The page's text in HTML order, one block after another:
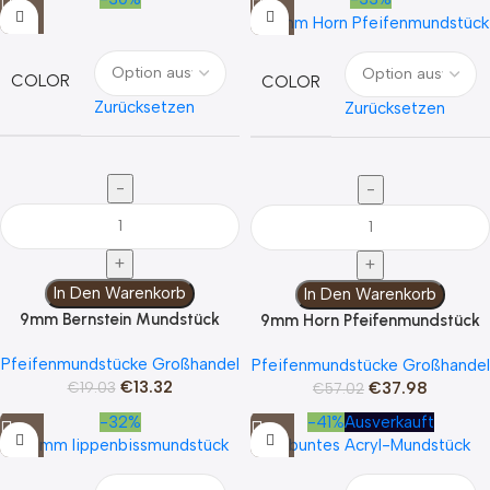
be0083 1
1
be0147
be0166 1
be0212
Bend
Curved handle saddle with beeswax ring 171 models 1
Curved handle with silver accents 67 models 1
COLOR
Zurücksetzen
In Den Warenkorb
9mm Bernstein Mundstück
Pfeifenmundstücke Großhandel
€19.03 €13.32
COLOR
Zurücksetzen
In Den Warenkorb
9mm Horn Pfeifenmundstück
Pfeifenmundstücke Großhandel
€57.02 €37.98
-32%
-41%Ausverkauft